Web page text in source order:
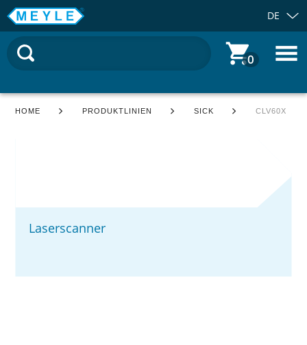
DE
0
HOME PRODUKTLINIEN SICK CLV60X
Laserscanner